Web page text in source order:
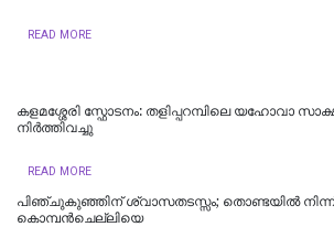
READ MORE
കളമശ്ശേരി സ്ഫോടനം: തളിപ്പറമ്പിലെ യഹോവാ
നിർത്തിവച്ചു
READ MORE
പിഞ്ചുകുഞ്ഞിന് ശ്വാസതടസ്സം; തൊണ്ടയിൽ
കൊമ്പൻചെല്ലിയെ